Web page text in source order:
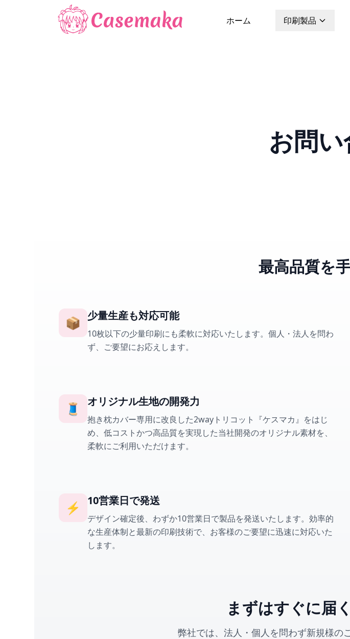
ホーム 印刷製品
お問
最高品質を
📦 少量生産も対応可能
10枚以下の少量印刷にも柔軟に対応いたします。個人・法人を問わ
ず、ご要望にお応えします。
🧵 オリジナル生地の開発力
抱き枕カバー専用に改良した2wayトリコット『ケスマカ』をはじ
め、低コストかつ高品質を実現した当社開発のオリジナル素材を、
柔軟にご利用いただけます。
⚡ 10営業日で発送
デザイン確定後、わずか10営業日で製品を発送いたします。効率的
な生産体制と最新の印刷技術で、お客様のご要望に迅速に対応いた
します。
まずはすぐに届
弊社では、法人・個人を問わず新規様の